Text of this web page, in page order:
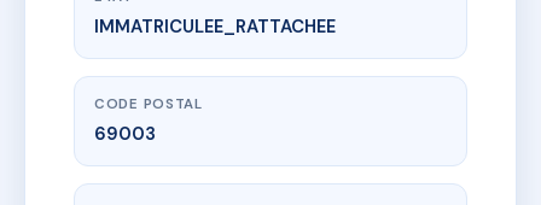
www.vme.plus/AC6566608
SDC 79 ETIENNE RICHERAND
79 r etienne richerand
IMMATRICULEE_RATTACHEE
CODE POSTAL
69003